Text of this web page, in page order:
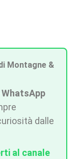
Montagne &
dalle
al canale